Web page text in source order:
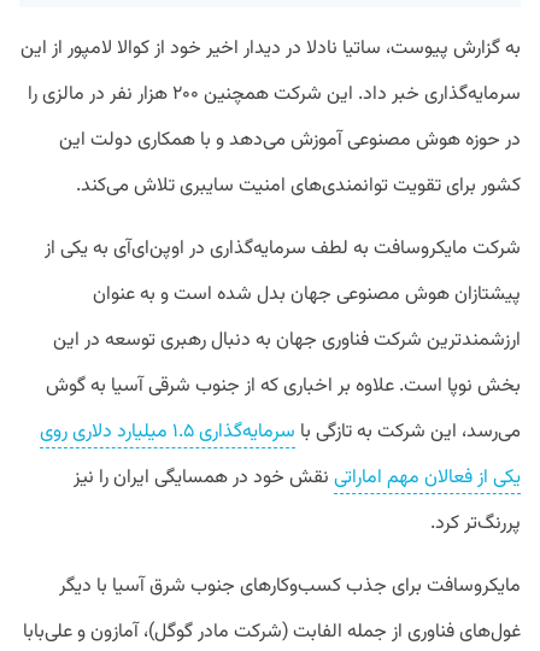
به گزارش پیوست، ساتیا نادلا در دیدار اخیر خود از کوالا لامپور از این
سرمایه‌گذاری خبر داد. این شرکت همچنین ۲۰۰ هزار نفر در مالزی را
در حوزه هوش مصنوعی آموزش می‌دهد و با همکاری دولت این
کشور برای تقویت توانمندی‌های امنیت سایبری تلاش می‌کند.
شرکت مایکروسافت به لطف سرمایه‌گذاری در اوپن‌ای‌آی به یکی از
پیشتازان هوش مصنوعی جهان بدل شده است و به عنوان
ارزشمندترین شرکت فناوری جهان به دنبال رهبری توسعه در این
بخش نوپا است. علاوه بر اخباری که از جنوب شرقی آسیا به گوش
می‌رسد، این شرکت به تازگی با
سرمایه‌گذاری ۱.۵ میلیارد دلاری روی
یکی از فعالان مهم اماراتی نقش خود در همسایگی ایران را نیز
پررنگ‌تر کرد.
مایکروسافت برای جذب کسب‌وکارهای جنوب شرق آسیا با دیگر
غول‌های فناوری از جمله الفابت (شرکت مادر گوگل)، آمازون و علی‌بابا